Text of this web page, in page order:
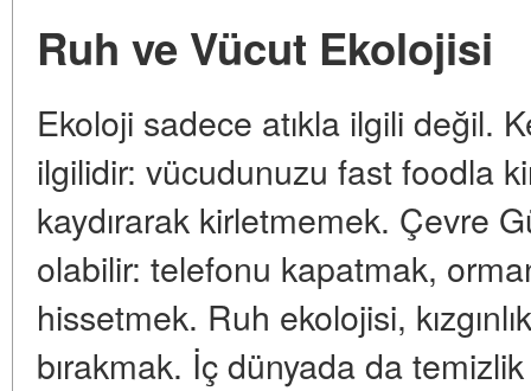
Ruh ve Vücut Ekolojisi
Ekoloji sadece atıkla ilgili değil.
ilgilidir: vücudunuzu fast foodla
kaydırarak kirletmemek. Çevre
olabilir: telefonu kapatmak,
hissetmek. Ruh ekolojisi,
bırakmak. İç dünyada da temizlik